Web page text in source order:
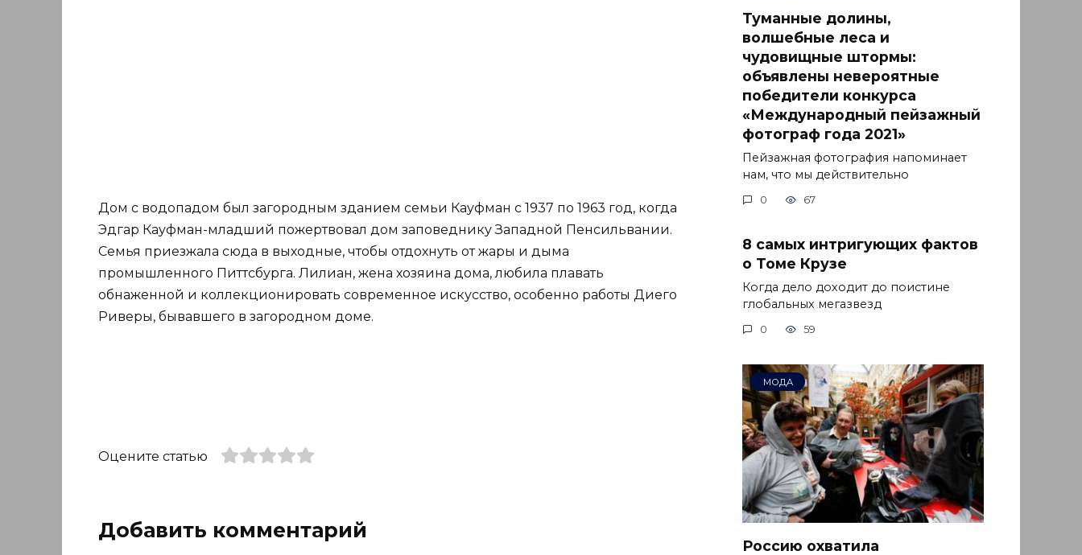
Дом с водопадом был загородным зданием семьи Кауфман с 1937 по 1963 год, когда
Эдгар Кауфман-младший пожертвовал дом заповеднику Западной Пенсильвании.
Семья приезжала сюда в выходные, чтобы отдохнуть от жары и дыма
промышленного Питтсбурга. Лилиан, жена хозяина дома, любила плавать
обнаженной и коллекционировать современное искусство, особенно работы Диего
Риверы, бывавшего в загородном доме.
Оцените статью
Добавить комментарий
Туманные долины,
волшебные леса и
чудовищные штормы:
объявлены невероятные
победители конкурса
«Международный пейзажный
фотограф года 2021»
Пейзажная фотография напоминает
нам, что мы действительно
0 67
8 самых интригующих фактов
о Томе Крузе
Когда дело доходит до поистине
глобальных мегазвезд
0 59
МОДА
Россию охватила